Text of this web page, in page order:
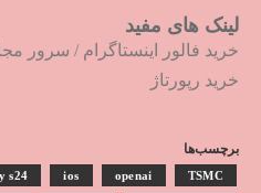
لینک های مفید
خرید فالور اینستاگرام / سرور
خرید رپورتاژ
برچسب‌ها
s24 ios openai TSMC